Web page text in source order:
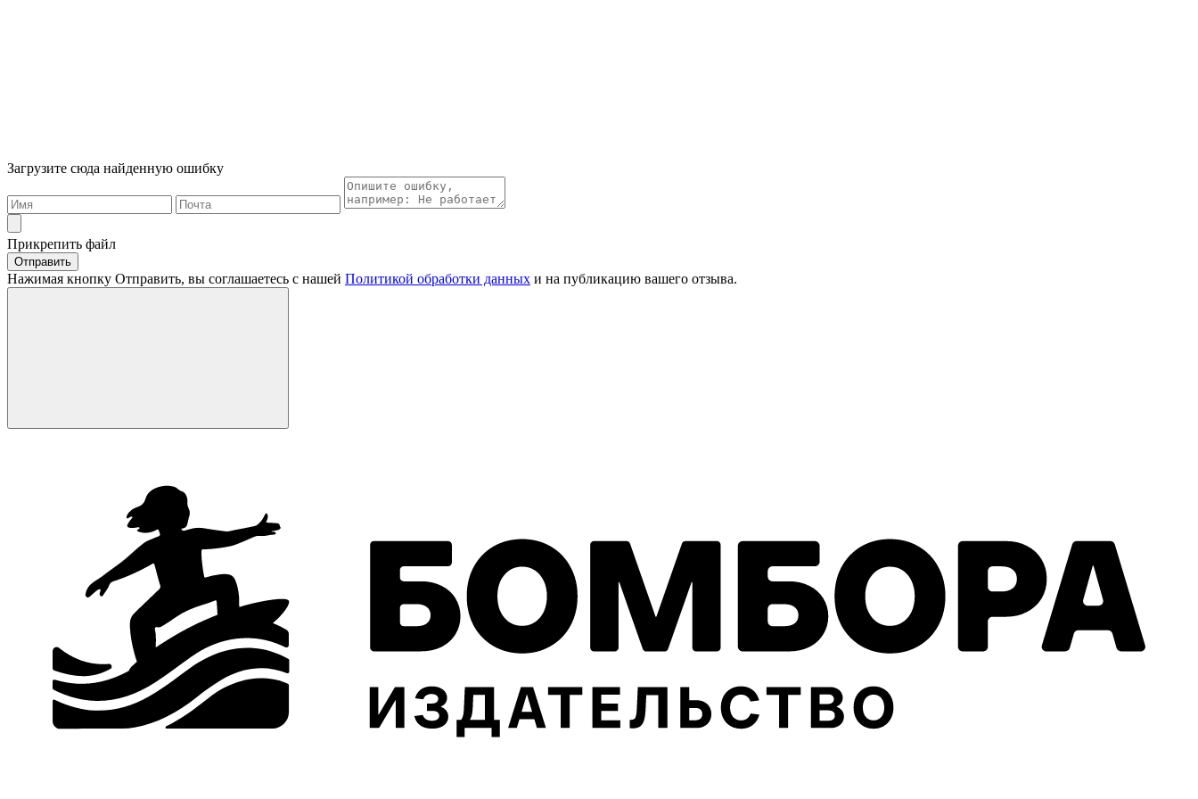
Загрузите сюда найденную ошибку
Прикрепить файл
Отправить
Нажимая кнопку Отправить, вы соглашаетесь с нашей Политикой обработки данных и на публикацию вашего отзыва.